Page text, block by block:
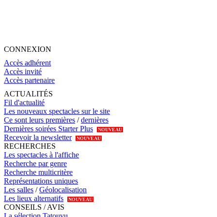
CONNEXION
Accès adhérent
Accès invité
Accès partenaire
ACTUALITÉS
Fil d'actualité
Les nouveaux spectacles sur le site
Ce sont leurs premières /dernières
Dernières soirées Starter Plus
NOUVEAU
Recevoir la newsletter NOUVEAU
RECHERCHES
Les spectacles à l'affiche
Recherche par genre
Recherche multicritère
Représentations uniques
Les salles /Géolocalisation
Les lieux alternatifs
NOUVEAU
CONSEILS / AVIS